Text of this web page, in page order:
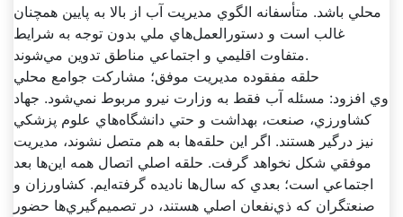
محلي باشد. متأسفانه الگوي مديريت آب از بالا به پايين همچنان
غالب است و دستورالعمل‌هاي ملي بدون توجه به شرايط
متفاوت اقليمي و اجتماعي مناطق تدوين مي‌شوند.
حلقه مفقوده مديريت موفق؛ مشارکت جوامع محلي
وي افزود: مسئله آب فقط به وزارت نيرو مربوط نمي‌شود. جهاد
کشاورزي، صنعت، بهداشت و حتي دانشگاه‌هاي علوم پزشکي
نيز درگير هستند. اگر اين حلقه‌ها به هم متصل نشوند، مديريت
موفقي شکل نخواهد گرفت. حلقه اصلي اتصال همه اين‌ها بعد
اجتماعي است؛ بعدي که سال‌ها ناديده گرفته‌ايم. کشاورزان و
صنعتگران که ذي‌نفعان اصلي هستند، در تصميم‌گيري‌ها حضور